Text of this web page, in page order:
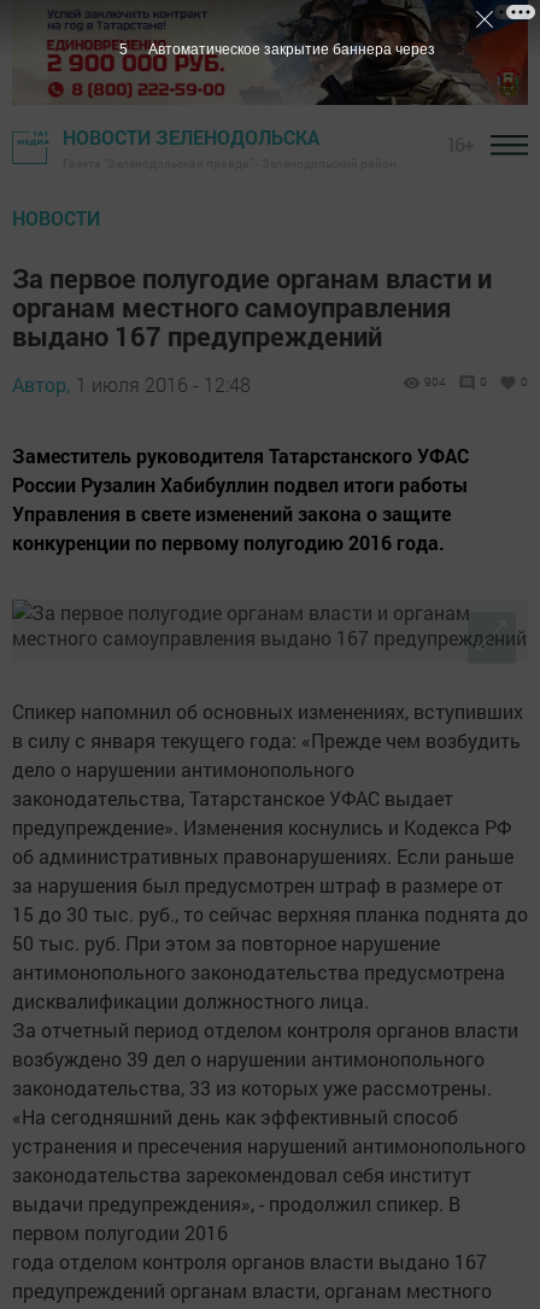
НОВОСТИ ЗЕЛЕНОДОЛЬСКА
НОВОСТИ
За первое полугодие органам власти и
органам местного самоуправления
выдано 167 предупреждений
Автор, 1 июля 2016 - 12:48 904 0 0
Заместитель руководителя Татарстанского УФАС
России Рузалин Хабибуллин подвел итоги работы
Управления в свете изменений закона о защите
конкуренции по первому полугодию 2016 года.
Спикер напомнил об основных изменениях, вступивших
в силу с января текущего года: «Прежде чем возбудить
дело о нарушении антимонопольного
законодательства, Татарстанское УФАС выдает
предупреждение». Изменения коснулись и Кодекса РФ
об административных правонарушениях. Если раньше
за нарушения был предусмотрен штраф в размере от
15 до 30 тыс. руб., то сейчас верхняя планка поднята до
50 тыс. руб. При этом за повторное нарушение
антимонопольного законодательства предусмотрена
дисквалификации должностного лица.
За отчетный период отделом контроля органов власти
возбуждено 39 дел о нарушении антимонопольного
законодательства, 33 из которых уже рассмотрены.
«На сегодняшний день как эффективный способ
устранения и пресечения нарушений антимонопольного
законодательства зарекомендовал себя институт
выдачи предупреждения», - продолжил спикер. В
первом полугодии 2016
года отделом контроля органов власти выдано 167
предупреждений органам власти, органам местного
4 Автоматическое закрытие баннера через